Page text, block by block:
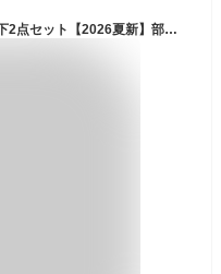
[Maidisly] レディース ルームウェア 上下2点セット【2026夏新】部屋着 レディース 上下セット 半袖 トップス ショートパンツ パジャマ 半袖 薄手 快適 カジュアル 大きいサイズ おしゃれ 可愛い 着痩せ 日常 春夏秋向け カットソー グレー M